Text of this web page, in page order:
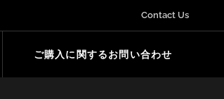
Contact Us
ご購入に関するお問い合わせ